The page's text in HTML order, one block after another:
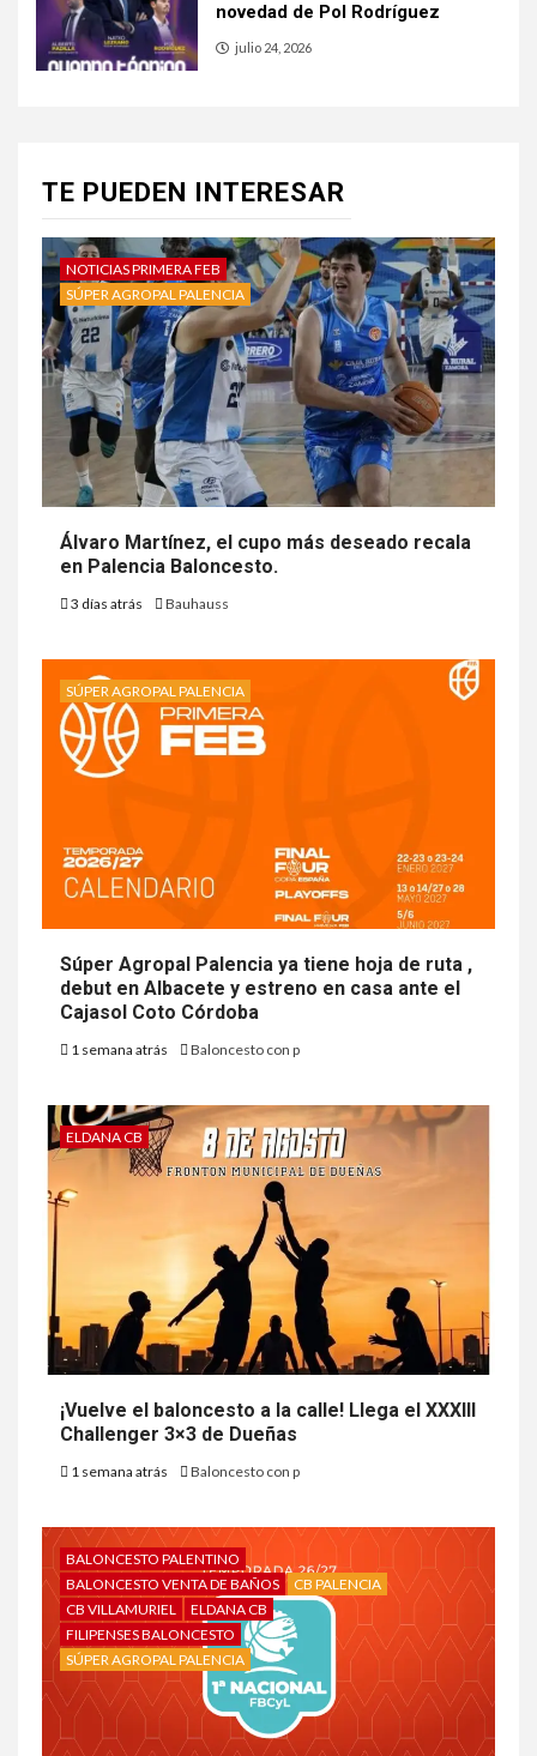
novedad de Pol Rodríguez
julio 24, 2026
TE PUEDEN INTERESAR
NOTICIAS PRIMERA FEB
SÚPER AGROPAL PALENCIA
Álvaro Martínez, el cupo más deseado recala
en Palencia Baloncesto.
3 días atrás Bauhauss
SÚPER AGROPAL PALENCIA
Súper Agropal Palencia ya tiene hoja de ruta ,
debut en Albacete y estreno en casa ante el
Cajasol Coto Córdoba
1 semana atrás Baloncesto con p
ELDANA CB
¡Vuelve el baloncesto a la calle! Llega el XXXIII
Challenger 3×3 de Dueñas
1 semana atrás Baloncesto con p
BALONCESTO PALENTINO
BALONCESTO VENTA DE BAÑOS
CB PALENCIA
CB VILLAMURIEL
ELDANA CB
FILIPENSES BALONCESTO
SÚPER AGROPAL PALENCIA